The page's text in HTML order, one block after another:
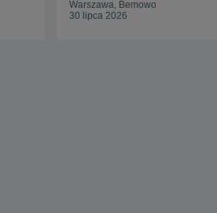
Warszawa, Bemowo
30 lipca 2026